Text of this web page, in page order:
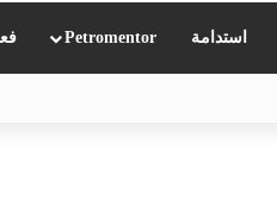
استدامة Petromentor